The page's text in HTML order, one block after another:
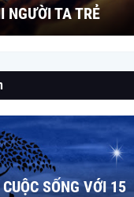
TA TRẺ
SỐNG VỚI 15